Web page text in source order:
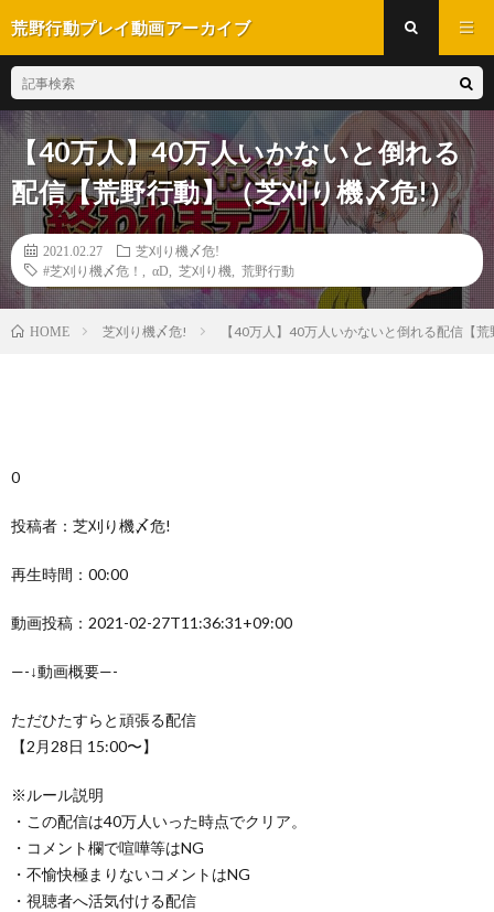
荒野行動プレイ動画アーカイブ
【40万人】40万人いかないと倒れる
配信【荒野行動】（芝刈り機〆危!）
2021.02.27
芝刈り機〆危!
#芝刈り機〆危！
αD 芝刈り機 荒野行動
HOME 芝刈り機〆危! 【40万人】40万人いかないと倒れる配信【
0
投稿者：芝刈り機〆危!
再生時間：00:00
動画投稿：2021-02-27T11:36:31+09:00
—-↓動画概要—-
ただひたすらと頑張る配信
【2月28日 15:00〜】
※ルール説明
・この配信は40万人いった時点でクリア。
・コメント欄で喧嘩等はNG
・不愉快極まりないコメントはNG
・視聴者へ活気付ける配信